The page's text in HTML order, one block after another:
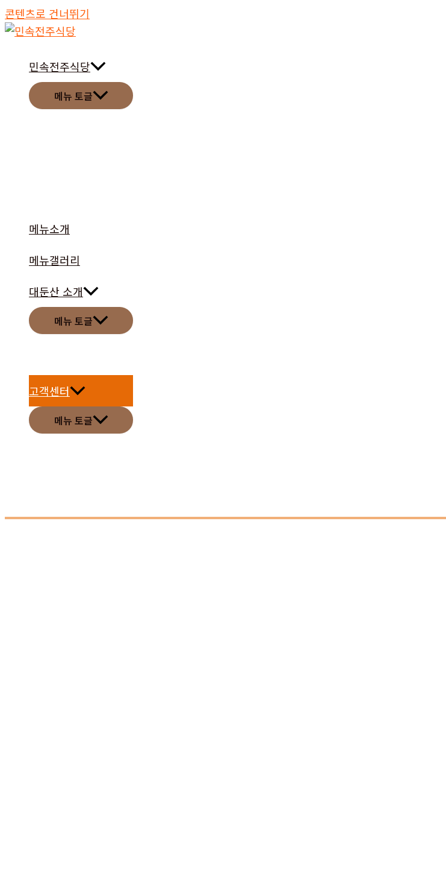
콘텐츠로 건너뛰기
민속전주식당
메뉴 토글
메뉴소개
메뉴갤러리
대둔산 소개
메뉴 토글
고객센터
메뉴 토글